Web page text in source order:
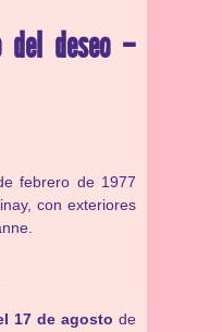
del deseo –
febrero de 1977
con exteriores
17 de agosto de